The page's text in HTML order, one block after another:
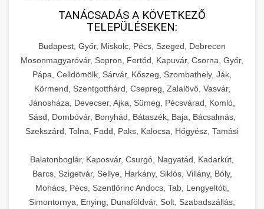
TANÁCSADÁS A KÖVETKEZŐ
TELEPÜLÉSEKEN:
Budapest, Győr, Miskolc, Pécs, Szeged, Debrecen
Mosonmagyaróvár, Sopron, Fertőd, Kapuvár, Csorna, Győr,
Pápa, Celldömölk, Sárvár, Kőszeg, Szombathely, Ják,
Körmend, Szentgotthárd, Csepreg, Zalalövő, Vasvár,
Jánosháza, Devecser, Ajka, Sümeg, Pécsvárad, Komló,
Sásd, Dombóvár, Bonyhád, Bátaszék, Baja, Bácsalmás,
Szekszárd, Tolna, Fadd, Paks, Kalocsa, Hőgyész, Tamási
Balatonboglár, Kaposvár, Csurgó, Nagyatád, Kadarkút,
Barcs, Szigetvár, Sellye, Harkány, Siklós, Villány, Bóly,
Mohács, Pécs, Szentlőrinc Andocs, Tab, Lengyeltóti,
Simontornya, Enying, Dunaföldvár, Solt, Szabadszállás,